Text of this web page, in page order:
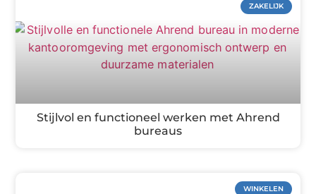
ZAKELIJK
Stijlvol en functioneel werken met Ahrend
bureaus
WINKELEN